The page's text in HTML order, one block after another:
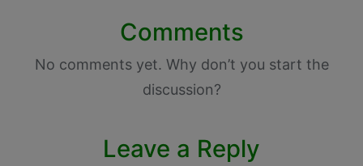
Comments
No comments yet. Why don’t you start the
discussion?
Leave a Reply